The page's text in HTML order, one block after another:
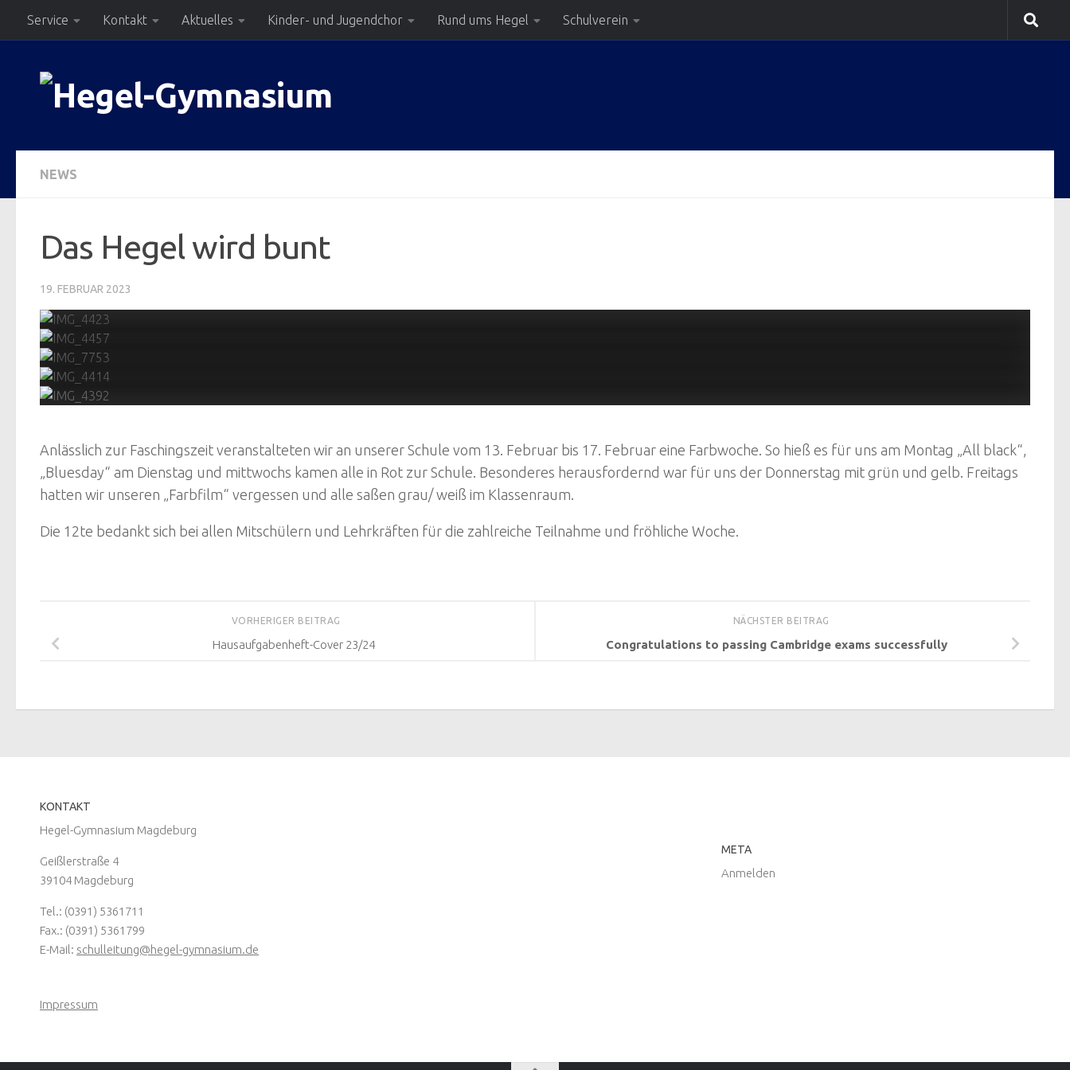
Zum Inhalt springen
Service Kontakt Aktuelles Kinder- und Jugendchor Rund ums Hegel Schulverein
NEWS
Das Hegel wird bunt
19. FEBRUAR 2023
Anlässlich zur Faschingszeit veranstalteten wir an unserer Schule vom 13. Februar bis 17. Februar eine Farbwoche. So hieß es für uns am Montag „All black“,
„Bluesday“ am Dienstag und mittwochs kamen alle in Rot zur Schule. Besonderes herausfordernd war für uns der Donnerstag mit grün und gelb. Freitags
hatten wir unseren „Farbfilm“ vergessen und alle saßen grau/ weiß im Klassenraum.
Die 12te bedankt sich bei allen Mitschülern und Lehrkräften für die zahlreiche Teilnahme und fröhliche Woche.
NÄCHSTER BEITRAG
Congratulations to passing Cambridge exams successfully
VORHERIGER BEITRAG
Hausaufgabenheft-Cover 23/24
KONTAKT
Hegel-Gymnasium Magdeburg
Geißlerstraße 4
39104 Magdeburg
Tel.: (0391) 5361711
Fax.: (0391) 5361799
E-Mail: schulleitung@hegel-gymnasium.de
Impressum
META
Anmelden